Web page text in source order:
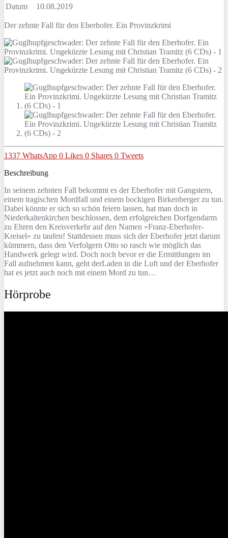
Datum
10.08.2019
Der zehnte Fall für den Eberhofer. Ein Provinzkrimi
1337 WhatsApp 0 Likes 0 Shares 0 Tweets
Beschreibung
In seinem zehnten Fall bekommt es der Eberhofer mit Gangstern,
einem tragischen Mordfall und einem bockigen Birkenberger zu tun.
Dabei könnte er sich so schön feiern lassen, hat man doch in
Niederkaltenkirchen beschlossen, dem erfolgreichen Dorfgendarm
zu Ehren den Kreisverkehr auf den Namen »Franz-Eberhofer-
Kreisel« zu taufen! Stattdessen muss sich der Eberhofer jetzt darum
kümmern, dass den Verfolgern Otto so rasch wie möglich das
Handwerk gelegt wird. Doch noch bevor er die Ermittlungen im
Fall aufnehmen kann, geht derLaden in die Luft und der Eberhofer
hat es jetzt auch noch mit einem Mord zu tun…
Hörprobe